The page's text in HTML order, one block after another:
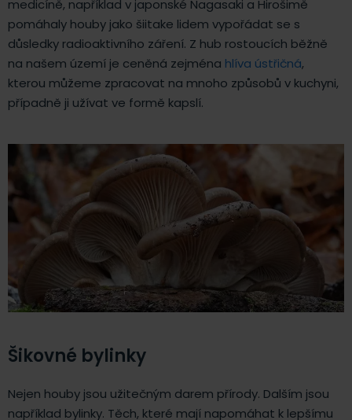
medicíně, například v japonské Nagasaki a Hirošimě
pomáhaly houby jako šiitake lidem vypořádat se s
důsledky radioaktivního záření. Z hub rostoucích běžně
na našem území je ceněná zejména hlíva ústřičná,
kterou můžeme zpracovat na mnoho způsobů v kuchyni,
případně ji užívat ve formě kapslí.
Šikovné bylinky
Nejen houby jsou užitečným darem přírody. Dalším jsou
například bylinky. Těch, které mají napomáhat k lepšímu